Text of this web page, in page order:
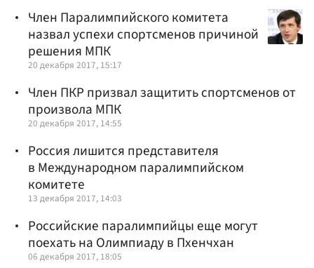
Член Паралимпийского комитета
назвал успехи спортсменов причиной
решения МПК
20 декабря 2017, 15:17
Член ПКР призвал защитить спортсменов от
произвола МПК
20 декабря 2017, 14:55
Россия лишится представителя
в Международном паралимпийском
комитете
13 декабря 2017, 14:03
Российские паралимпийцы еще могут
поехать на Олимпиаду в Пхенчхан
06 декабря 2017, 18:05